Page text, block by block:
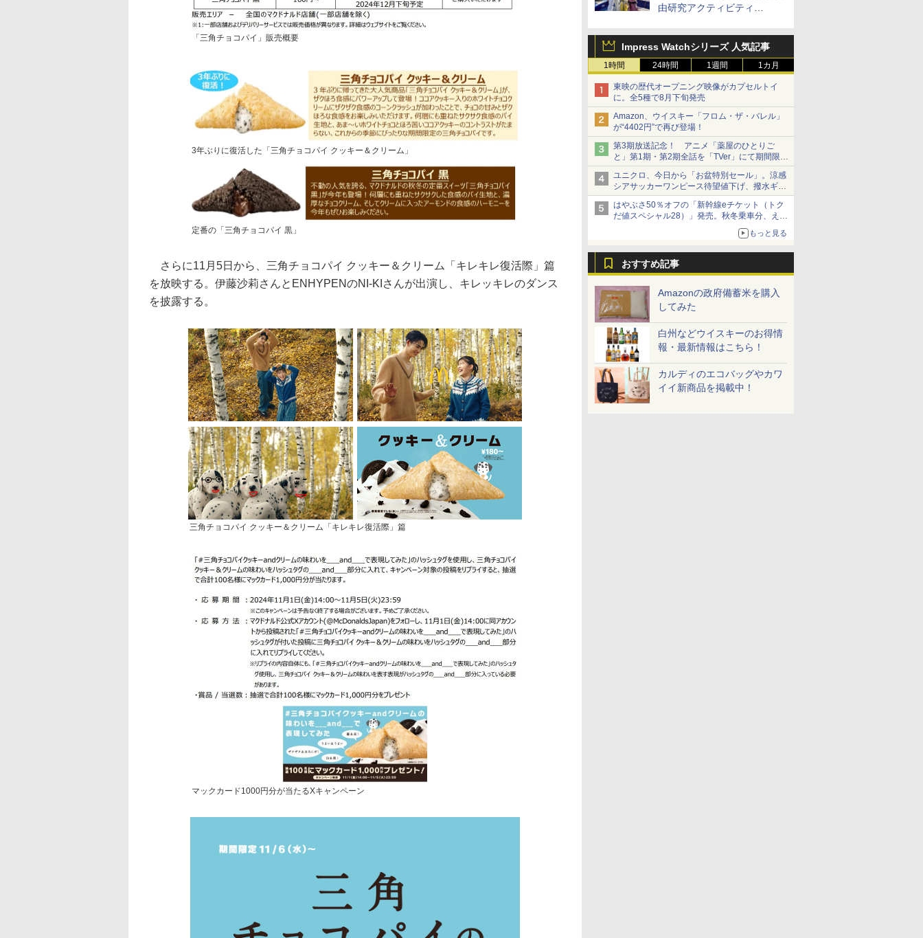
由研究アクティビティ
実施中
Impress Watchシリーズ 人気記事
1時間 24時間 1週間 1カ月
東映の歴代オープニング映像がカプセルトイ
に。全5種で8月下旬発売
Amazon、ウイスキー「フロム・ザ・バレル」
が“4402円”で再び登場！
第3期放送記念！ アニメ「薬屋のひとりご
と」第1期・第2期全話を「TVer」にて期間限定
で順次無料配信開始
ユニクロ、今日から「お盆特別セール」。涼感
シアサッカーワンピース待望値下げ、撥水ギア
ショーツは1990円に
はやぶさ50％オフの「新幹線eチケット（トク
だ値スペシャル28）」発売。秋冬乗車分、えき
もっと見る
おすすめ記事
Amazonの政府備蓄米を購入
してみた
白州などウイスキーのお得情
報・最新情報はこちら！
カルディのエコバッグやカワ
イイ新商品を掲載中！
「三角チョコパイ」販売概要
3年ぶりに復活した「三角チョコパイ クッキー＆クリーム」
定番の「三角チョコパイ 黒」
さらに11月5日から、三角チョコパイ クッキー＆クリーム「キレキレ復活際」篇
を放映する。伊藤沙莉さんとENHYPENのNI-KIさんが出演し、キレッキレのダンス
を披露する。
三角チョコパイ クッキー＆クリーム「キレキレ復活際」篇
マックカード1000円分が当たるXキャンペーン